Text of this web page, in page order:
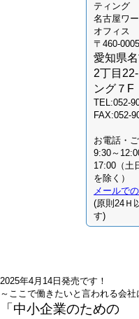
ティング
名古屋ワ
オフィス
〒460-0005
愛知県
2丁目
ング７F
TEL:052-
FAX:052-
お電話・
9:30～
17:00（土
を除く）
メールで
(原則24Ｈ
す)
2025年4月14日発売です！
～ここで働きたいと言われる会社
「中小企業のための